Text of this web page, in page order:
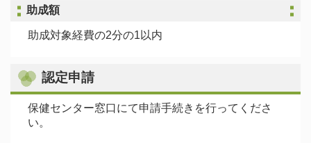
助成額
助成対象経費の2分の1以内
認定申請
保健センター窓口にて申請手続きを行ってくださ
い。